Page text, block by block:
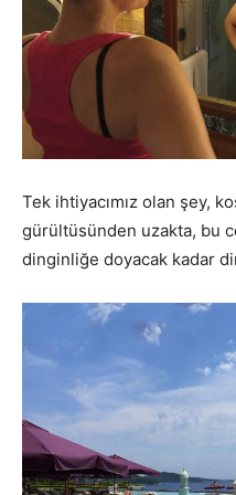
Tek ihtiyacımız olan şey,
gürültüsünden uzakta, bu
dinginliğe doyacak kadar